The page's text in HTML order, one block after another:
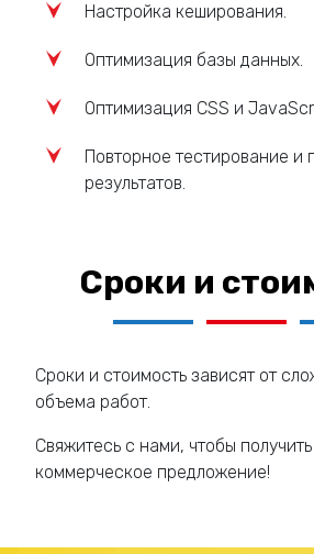
Настройка кеширования.
Оптимизация базы данных.
Оптимизация CSS и
Повторное тестирование и
результатов.
Сроки и
Сроки и стоимость зависят от
объема работ.
Свяжитесь с нами, чтобы
коммерческое предложение!